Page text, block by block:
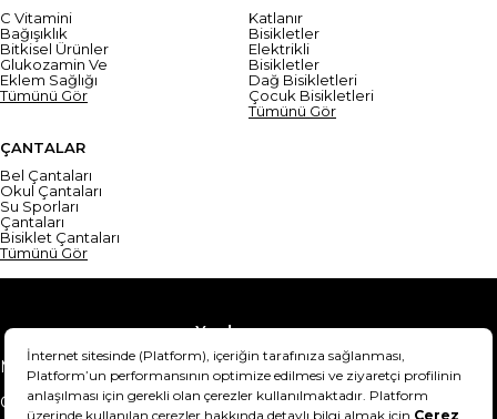
C Vitamini
Bağışıklık
Bitkisel Ürünler
Glukozamin Ve
Eklem Sağlığı
Tümünü Gör
Katlanır
Bisikletler
Elektrikli
Bisikletler
Dağ Bisikletleri
Çocuk Bisikletleri
Tümünü Gör
ÇANTALAR
Bel Çantaları
Okul Çantaları
Su Sporları
Çantaları
Bisiklet Çantaları
Tümünü Gör
Yardım
Mesafeli Satış Sözleşmesi
Teslimat Bilgisi
Gizlilik Sözleşmesi
Şartlar & Koşullar